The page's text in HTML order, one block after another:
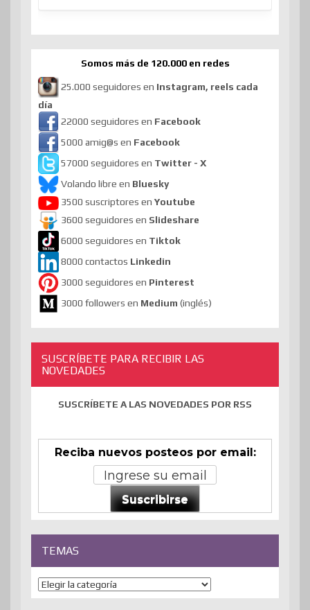
Somos más de 120.000 en redes
25.000 seguidores en Instagram, reels cada
día
22000 seguidores en Facebook
5000 amig@s en Facebook
57000 seguidores en Twitter - X
Volando libre en Bluesky
3500 suscriptores en Youtube
3600 seguidores en Slideshare
6000 seguidores en Tiktok
8000 contactos Linkedin
3000 seguidores en Pinterest
3000 followers en Medium (inglés)
SUSCRÍBETE PARA RECIBIR LAS
NOVEDADES
SUSCRÍBETE A LAS NOVEDADES POR RSS
Reciba nuevos posteos por email:
Suscribirse
TEMAS
Temas